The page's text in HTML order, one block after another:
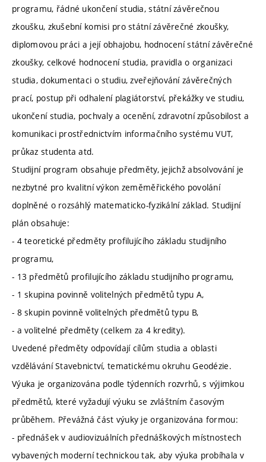
programu, řádné ukončení studia, státní závěrečnou
zkoušku, zkušební komisi pro státní závěrečné zkoušky,
diplomovou práci a její obhajobu, hodnocení státní závěrečné
zkoušky, celkové hodnocení studia, pravidla o organizaci
studia, dokumentaci o studiu, zveřejňování závěrečných
prací, postup při odhalení plagiátorství, překážky ve studiu,
ukončení studia, pochvaly a ocenění, zdravotní způsobilost a
komunikaci prostřednictvím informačního systému VUT,
průkaz studenta atd.
Studijní program obsahuje předměty, jejichž absolvování je
nezbytné pro kvalitní výkon zeměměřického povolání
doplněné o rozsáhlý matematicko-fyzikální základ. Studijní
plán obsahuje:
- 4 teoretické předměty profilujícího základu studijního
programu,
- 13 předmětů profilujícího základu studijního programu,
- 1 skupina povinně volitelných předmětů typu A,
- 8 skupin povinně volitelných předmětů typu B,
- a volitelné předměty (celkem za 4 kredity).
Uvedené předměty odpovídají cílům studia a oblasti
vzdělávání Stavebnictví, tematickému okruhu Geodézie.
Výuka je organizována podle týdenních rozvrhů, s výjimkou
předmětů, které vyžadují výuku se zvláštním časovým
průběhem. Převážná část výuky je organizována formou:
- přednášek v audiovizuálních přednáškových místnostech
vybavených moderní technickou tak, aby výuka probíhala v